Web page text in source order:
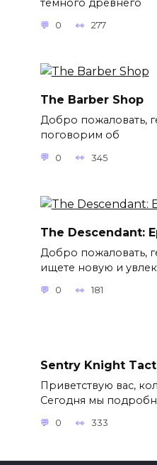
0 277
The Barber Shop
Добро пожаловать,
поговорим об
0 345
The Descendant:
Добро пожаловать,
ищете новую и
0 181
Sentry Knight
Приветствую вас,
Сегодня мы
0 333